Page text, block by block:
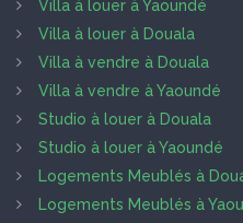
Villa à louer à Yaoundé
Villa à louer à Douala
Villa à vendre à Douala
Villa à vendre à Yaoundé
Studio à louer à Douala
Studio à louer à Yaoundé
Logements Meublés à
Logements Meublés à